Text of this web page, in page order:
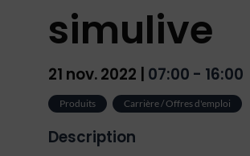
simulive
21 nov. 2022 | 07:00 - 16:00
Produits Carrière / Offres d'emploi
Description